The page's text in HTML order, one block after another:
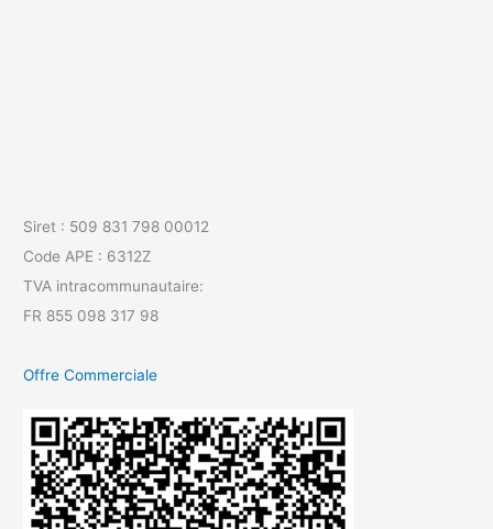
Siret : 509 831 798 00012
Code APE : 6312Z
TVA intracommunautaire:
FR 855 098 317 98
Offre Commerciale